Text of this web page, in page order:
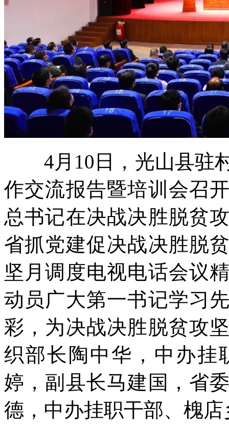
4月10日，光山县驻村
作交流报告暨培训会召
总书记在决战决胜脱贫
省抓党建促决战决胜脱
坚月调度电视电话会议
动员广大第一书记学习
彩，为决战决胜脱贫攻
织部长陶中华，中办挂
婷，副县长马建国，省
德，中办挂职干部、槐